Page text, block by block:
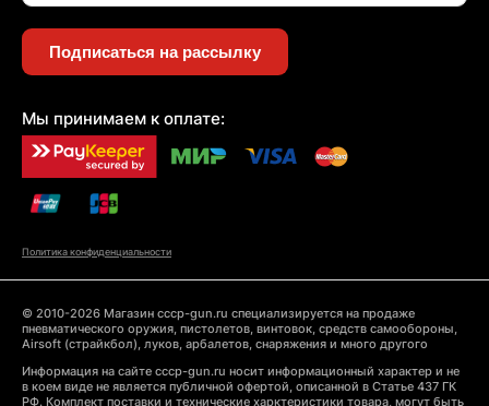
Подписаться на рассылку
Мы принимаем к оплате:
Политика конфиденциальности
© 2010-2026 Магазин cccp-gun.ru специализируется на продаже
пневматического оружия, пистолетов, винтовок, средств самообороны,
Airsoft (страйкбол), луков, арбалетов, снаряжения и много другого
Информация на сайте cccp-gun.ru носит информационный характер и не
в коем виде не является публичной офертой, описанной в Статье 437 ГК
РФ. Комплект поставки и технические харктеристики товара, могут быть